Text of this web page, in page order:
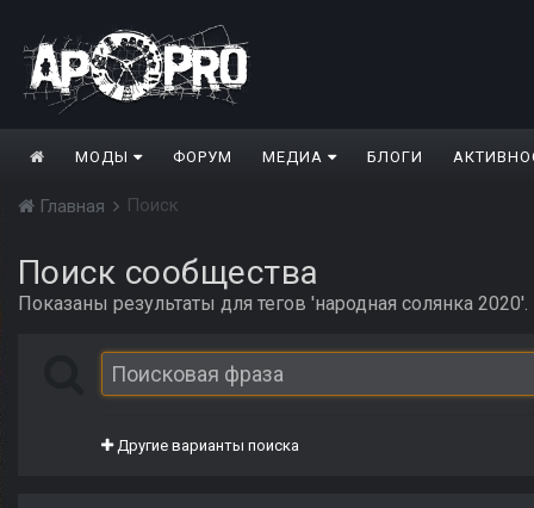
МОДЫ ФОРУМ МЕДИА БЛОГИ
Главная Поиск
Поиск сообщества
Показаны результаты для тегов 'народная солянка 2020'.
Другие варианты поиска